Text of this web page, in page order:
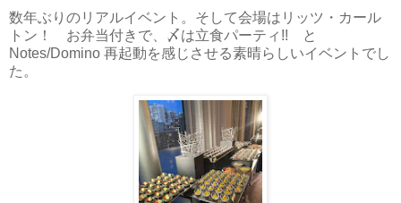
数年ぶりのリアルイベント。そして会場はリッツ・カール
トン！ お弁当付きで、〆は立食パーティ!! と
Notes/Domino 再起動を感じさせる素晴らしいイベントでし
た。